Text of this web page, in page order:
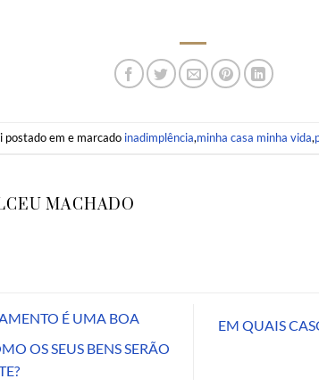
postado em e marcado inadimplência,minha casa minha vida,
MACHADO
É UMA BOA
OS SEUS BENS SERÃO
EM QUAIS